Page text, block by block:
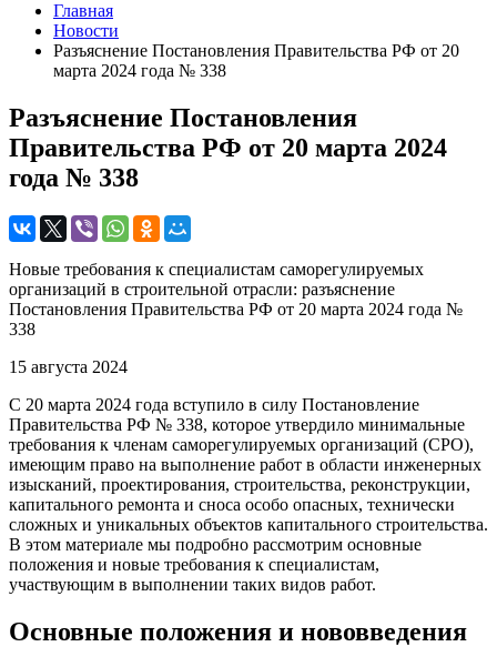
Главная
Новости
Разъяснение Постановления Правительства РФ от 20
марта 2024 года № 338
Разъяснение Постановления
Правительства РФ от 20 марта 2024
года № 338
Новые требования к специалистам саморегулируемых
организаций в строительной отрасли: разъяснение
Постановления Правительства РФ от 20 марта 2024 года №
338
15 августа 2024
С 20 марта 2024 года вступило в силу Постановление
Правительства РФ № 338, которое утвердило минимальные
требования к членам саморегулируемых организаций (СРО),
имеющим право на выполнение работ в области инженерных
изысканий, проектирования, строительства, реконструкции,
капитального ремонта и сноса особо опасных, технически
сложных и уникальных объектов капитального строительства.
В этом материале мы подробно рассмотрим основные
положения и новые требования к специалистам,
участвующим в выполнении таких видов работ.
Основные положения и нововведения